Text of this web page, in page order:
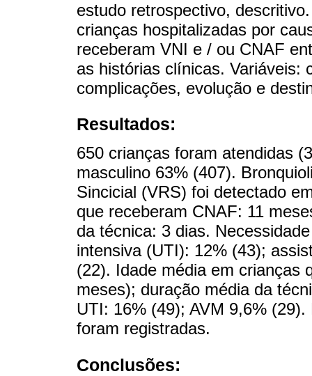
estudo retrospectivo,
crianças hospitalizadas por
receberam VNI e / ou CNAF
as histórias clínicas. Variáveis:
complicações, evolução e
Resultados:
650 crianças foram atendidas
masculino 63% (407).
Sincicial (VRS) foi detectado
que receberam CNAF: 11
da técnica: 3 dias.
intensiva (UTI): 12% (43);
(22). Idade média em crianças
meses); duração média da
UTI: 16% (49); AVM 9,6%
foram registradas.
Conclusões: